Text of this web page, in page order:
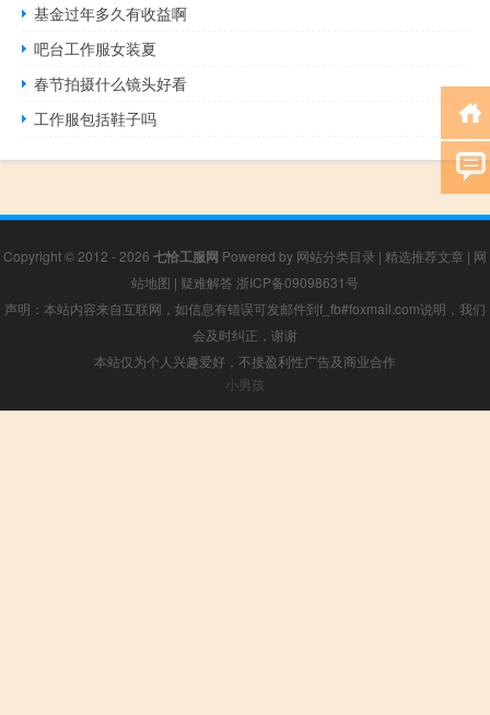
基金过年多久有收益啊
吧台工作服女装夏
春节拍摄什么镜头好看
工作服包括鞋子吗
Copyright © 2012 - 2026 七恰工服网 Powered by 网站分类目录 | 精选推荐文章 | 网
站地图 | 疑难解答 浙ICP备09098631号
声明：本站内容来自互联网，如信息有错误可发邮件到f_fb#foxmail.com说明，我们
会及时纠正，谢谢
本站仅为个人兴趣爱好，不接盈利性广告及商业合作
小男孩